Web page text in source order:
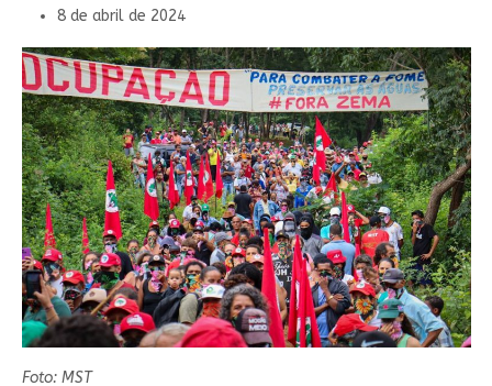
8 de abril de 2024
Foto: MST